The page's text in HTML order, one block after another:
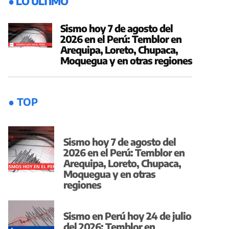
Sismo hoy 7 de agosto del
2026 en el Perú: Temblor en
Arequipa, Loreto, Chupaca,
Moquegua y en otras regiones
● TOP
Sismo hoy 7 de agosto del
2026 en el Perú: Temblor en
Arequipa, Loreto, Chupaca,
Moquegua y en otras
regiones
Sismo en Perú hoy 24 de julio
del 2026: Temblor en